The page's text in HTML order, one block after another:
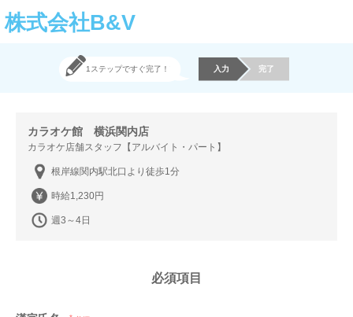
株式会社B&V
1ステップですぐ完了！ 入力 完了
カラオケ館 横浜関内店
カラオケ店舗スタッフ【アルバイト・パート】
根岸線関内駅北口より徒歩1分
時給1,230円
週3～4日
必須項目